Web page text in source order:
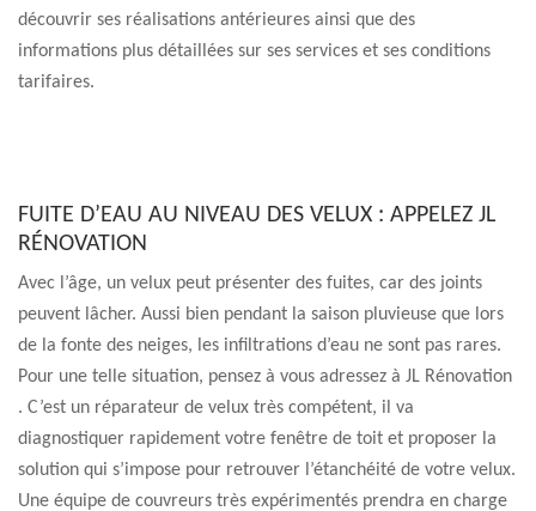
découvrir ses réalisations antérieures ainsi que des
informations plus détaillées sur ses services et ses conditions
tarifaires.
FUITE D’EAU AU NIVEAU DES VELUX : APPELEZ JL
RÉNOVATION
Avec l’âge, un velux peut présenter des fuites, car des joints
peuvent lâcher. Aussi bien pendant la saison pluvieuse que lors
de la fonte des neiges, les infiltrations d’eau ne sont pas rares.
Pour une telle situation, pensez à vous adressez à JL Rénovation
. C’est un réparateur de velux très compétent, il va
diagnostiquer rapidement votre fenêtre de toit et proposer la
solution qui s’impose pour retrouver l’étanchéité de votre velux.
Une équipe de couvreurs très expérimentés prendra en charge